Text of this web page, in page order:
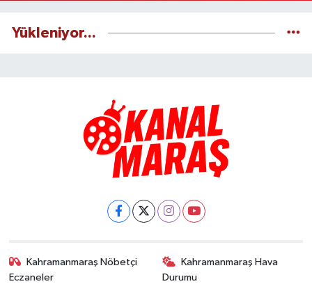
Yükleniyor...
Kahramanmaraş Nöbetçi
Eczaneler
Kahramanmaraş Hava
Durumu